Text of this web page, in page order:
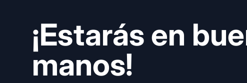
¡Estarás en
manos!